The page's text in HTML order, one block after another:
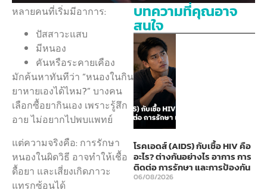
หลายคนที่เริ่มมีอาการ:
ปัสสาวะแสบ
มีหนอง
คันหรือระคายเคือง
มักค้นหาทันทีว่า “หนองในกิน
ยาหายเองได้ไหม?” บางคน
เลือกซื้อยากินเอง เพราะรู้สึก
อาย ไม่อยากไปพบแพทย์
แต่ความจริงคือ: การรักษา
หนองในผิดวิธี อาจทำให้เชื้อ
ดื้อยา และเสี่ยงเกิดภาวะ
แทรกซ้อนได้
บทความที่คุณอาจ
สนใจ
โรคเอดส์ (AIDS) กับเชื้อ HIV คือ
อะไร? ต่างกันอย่างไร อาการ การ
ติดต่อ การรักษา และการป้องกัน
06/08/2026